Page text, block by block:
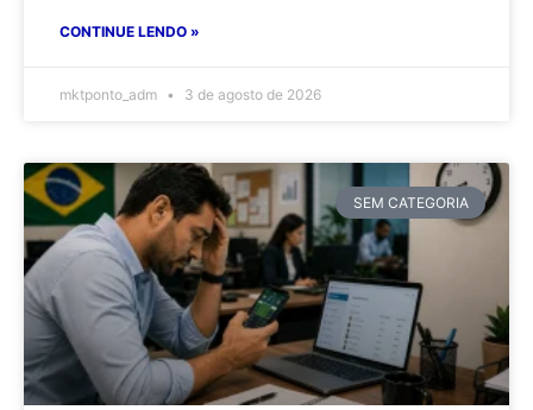
CONTINUE LENDO »
mktponto_adm 3 de agosto de 2026
SEM CATEGORIA